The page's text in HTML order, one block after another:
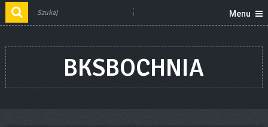
Menu
BKSBOCHNIA